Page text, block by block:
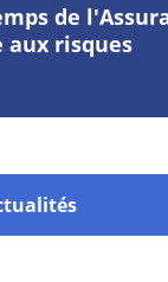
de
aux risques